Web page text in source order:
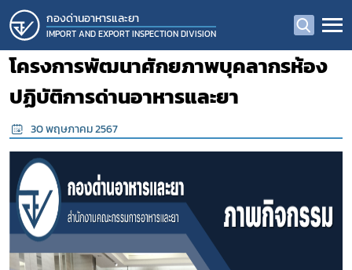
กองด่านอาหารและยา
IMPORT AND EXPORT INSPECTION DIVISION
โครงการพัฒนาศักยภาพบุคลากรห้อง
ปฏิบัติการด่านอาหารและยา
30 พฤษภาคม 2567